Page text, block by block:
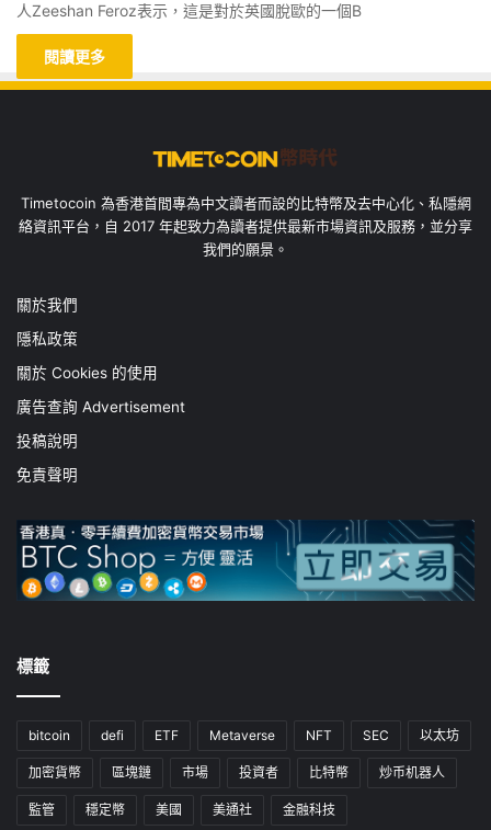
人Zeeshan Feroz表示，這是對於英國脫歐的一個B
閱讀更多
Timetocoin 為香港首間專為中文讀者而設的比特幣及去中心化、私隱網
絡資訊平台，自 2017 年起致力為讀者提供最新市場資訊及服務，並分享
我們的願景。
關於我們
隱私政策
關於 Cookies 的使用
廣告查詢 Advertisement
投稿說明
免責聲明
標籤
bitcoin defi ETF Metaverse NFT SEC 以太坊
加密貨幣 區塊鏈 市場 投資者 比特幣 炒币机器人
監管 穩定幣 美國 美通社 金融科技